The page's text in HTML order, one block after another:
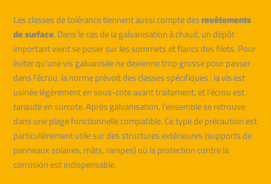
Les classes de tolérance tiennent aussi compte desrevêtements
de surface. Dans le cas de la galvanisation à chaud, un dépôt
important vient se poser sur les sommets et flancs des filets. Pour
éviter qu’une vis galvanisée ne devienne trop grosse pour passer
dans l’écrou, la norme prévoit des classes spécifiques : la vis est
usinée légèrement en sous-cote avant traitement, et l’écrou est
taraudé en surcote. Après galvanisation, l’ensemble se retrouve
dans une plage fonctionnelle compatible. Ce type de précaution est
particulièrement utile sur des structures extérieures (supports de
panneaux solaires, mâts, rampes) où la protection contre la
corrosion est indispensable.